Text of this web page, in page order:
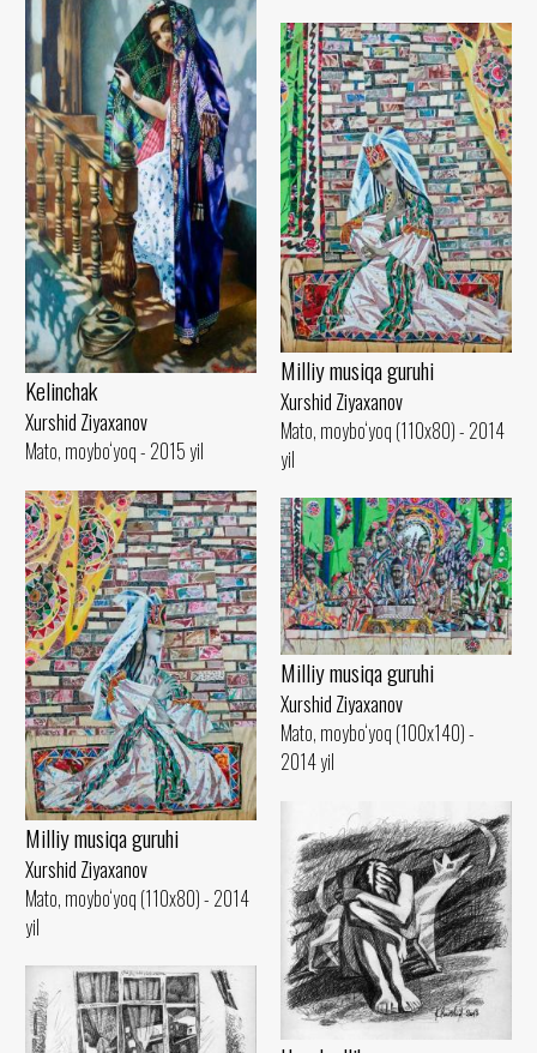
Kelinchak
Xurshid Ziyaxanov
Mato, moybo‘yoq - 2015 yil
Milliy musiqa guruhi
Xurshid Ziyaxanov
Mato, moybo‘yoq (110x80) - 2014
yil
Milliy musiqa guruhi
Xurshid Ziyaxanov
Mato, moybo‘yoq (110x80) - 2014
yil
Milliy musiqa guruhi
Xurshid Ziyaxanov
Mato, moybo‘yoq (100x140) -
2014 yil